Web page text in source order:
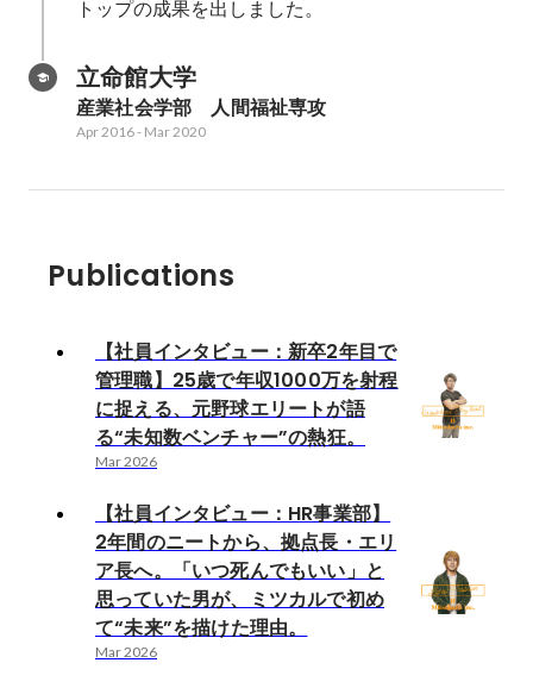
トップの成果を出しました。
立命館大学
産業社会学部　人間福祉専攻
Apr 2016- Mar 2020
Publications
【社員インタビュー：新卒2年目で
管理職】25歳で年収1000万を射程
に捉える、元野球エリートが語
る“未知数ベンチャー”の熱狂。
Mar 2026
【社員インタビュー：HR事業部】
2年間のニートから、拠点長・エリ
ア長へ。「いつ死んでもいい」と
思っていた男が、ミツカルで初め
て“未来”を描けた理由。
Mar 2026